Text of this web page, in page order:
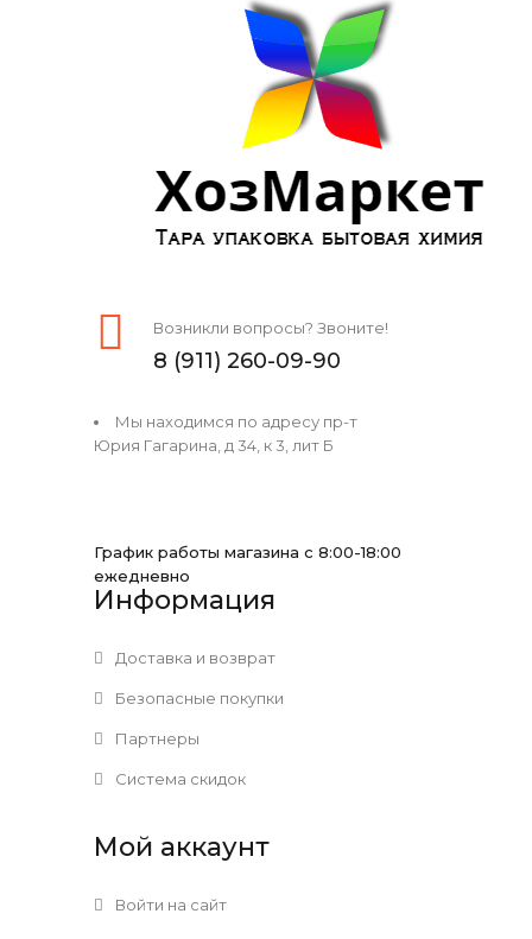
Возникли вопросы? Звоните!
8 (911) 260-09-90
Мы находимся по адресу пр-т
Юрия Гагарина, д 34, к 3, лит Б
График работы магазина с 8:00-18:00
ежедневно
Информация
Доставка и возврат
Безопасные покупки
Партнеры
Система скидок
Мой аккаунт
Войти на сайт